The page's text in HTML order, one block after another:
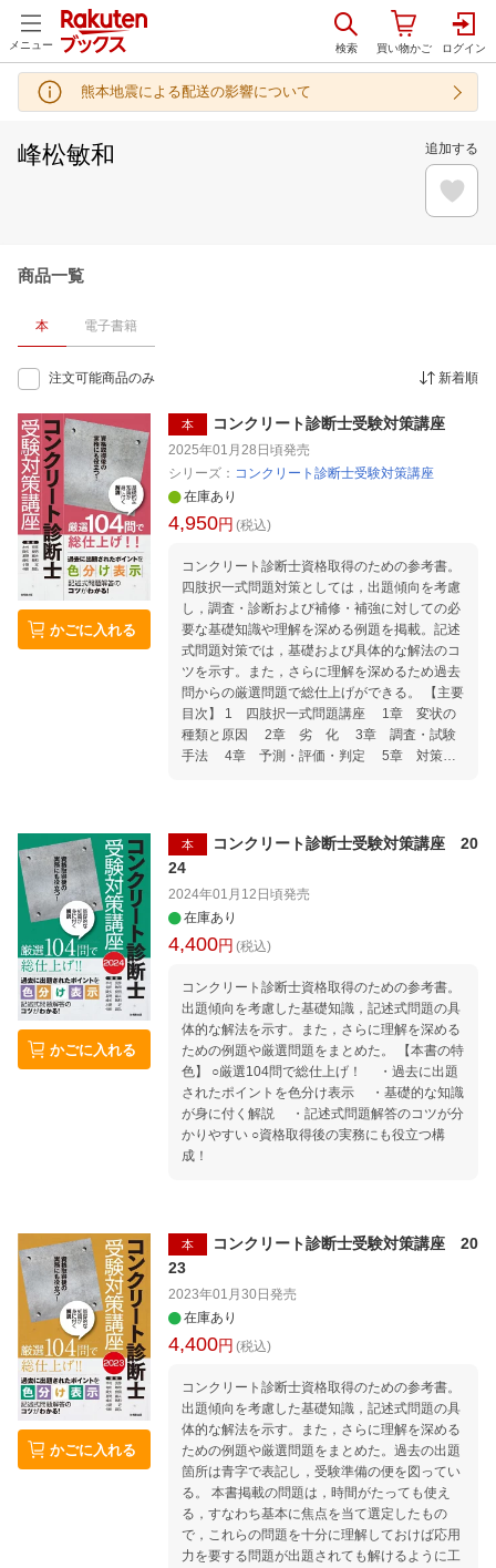
メニュー
熊本地震による配送の影響について
峰松敏和 追加する
商品一覧
本 電子書籍
注文可能商品のみ 新着順
かごに入れる
本 コンクリート診断士受験対策講座
2025年01月28日頃発売
シリーズ： コンクリート診断士受験対策講座
在庫あり
4,950円 (税込)
コンクリート診断士資格取得のための参考書。
四肢択一式問題対策としては，出題傾向を考慮
し，調査・診断および補修・補強に対しての必
要な基礎知識や理解を深める例題を掲載。記述
式問題対策では，基礎および具体的な解法のコ
ツを示す。また，さらに理解を深めるため過去
問からの厳選問題で総仕上げができる。 【主要
目次】 1 四肢択一式問題講座 1章 変状の
種類と原因 2章 劣 化 3章 調査・試験
手法 4章 予測・評価・判定 5章 対策・
成のコツ 4章 演 習 3 四肢択一式問題厳
選104問
かごに入れる
本
コンクリート診断士受験対策講座 20
24
2024年01月12日頃発売
在庫あり
4,400円 (税込)
コンクリート診断士資格取得のための参考書。
出題傾向を考慮した基礎知識，記述式問題の具
体的な解法を示す。また，さらに理解を深める
ための例題や厳選問題をまとめた。 【本書の特
色】 ○厳選104問で総仕上げ！ ・過去に出題
されたポイントを色分け表示 ・基礎的な知識
が身に付く解説 ・記述式問題解答のコツが分
かりやすい ○資格取得後の実務にも役立つ構
成！
かごに入れる
本
コンクリート診断士受験対策講座 20
23
2023年01月30日 発売
在庫あり
4,400円 (税込)
コンクリート診断士資格取得のための参考書。
出題傾向を考慮した基礎知識，記述式問題の具
体的な解法を示す。また，さらに理解を深める
ための例題や厳選問題をまとめた。過去の出題
箇所は青字で表記し，受験準備の便を図ってい
る。 本書掲載の問題は，時間がたっても使え
る，すなわち基本に焦点を当て選定したもの
で，これらの問題を十分に理解しておけば応用
力を要する問題が出題されても解けるように工